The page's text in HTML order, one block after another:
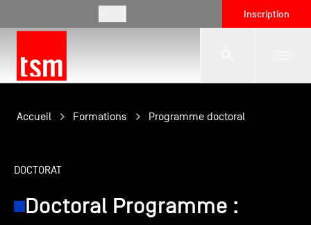
Inscription
L'école
Formations
Vie étudiante
Accueil Formations Programme doctoral
DOCTORAT
Doctoral Programme :